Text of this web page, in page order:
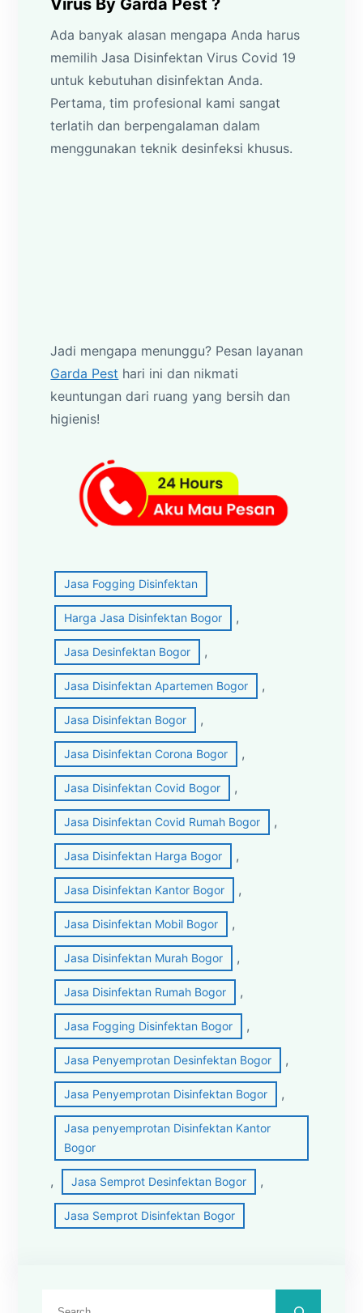
Virus By Garda Pest ?
Ada banyak alasan mengapa Anda harus
memilih Jasa Disinfektan Virus Covid 19
untuk kebutuhan disinfektan Anda.
Pertama, tim profesional kami sangat
terlatih dan berpengalaman dalam
menggunakan teknik desinfeksi khusus.
Jadi mengapa menunggu? Pesan layanan
Garda Pest hari ini dan nikmati
keuntungan dari ruang yang bersih dan
higienis!
Jasa Fogging Disinfektan
Harga Jasa Disinfektan Bogor ,
Jasa Desinfektan Bogor ,
Jasa Disinfektan Apartemen Bogor ,
Jasa Disinfektan Bogor ,
Jasa Disinfektan Corona Bogor ,
Jasa Disinfektan Covid Bogor ,
Jasa Disinfektan Covid Rumah Bogor ,
Jasa Disinfektan Harga Bogor ,
Jasa Disinfektan Kantor Bogor ,
Jasa Disinfektan Mobil Bogor ,
Jasa Disinfektan Murah Bogor ,
Jasa Disinfektan Rumah Bogor ,
Jasa Fogging Disinfektan Bogor ,
Jasa Penyemprotan Desinfektan Bogor ,
Jasa Penyemprotan Disinfektan Bogor ,
Jasa penyemprotan Disinfektan Kantor
Bogor
, Jasa Semprot Desinfektan Bogor ,
Jasa Semprot Disinfektan Bogor